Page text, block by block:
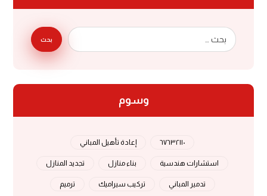
بحث
وسوم
٦٧٦٣٢١١٠ إعادة تأهيل المباني
استشارات هندسية بناء منازل تجديد المنازل
تدمير المباني تركيب سيراميك ترميم